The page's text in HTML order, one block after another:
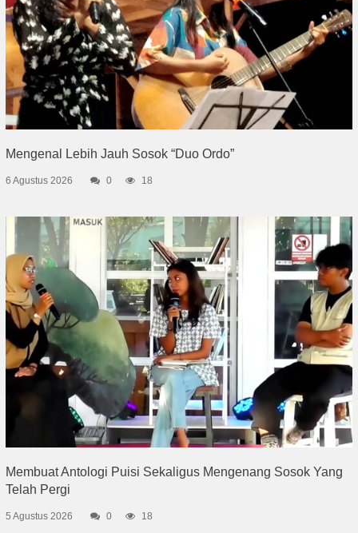
Mengenal Lebih Jauh Sosok “Duo Ordo”
6 Agustus 2026 0 18
Membuat Antologi Puisi Sekaligus Mengenang Sosok Yang
Telah Pergi
5 Agustus 2026 0 18